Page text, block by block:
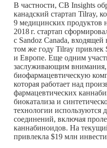
В частности, CB Insights
канадский стартап Tilray,
9 медицинских продуктов
2018 г. стартап
с Sandoz Canada,
том же году Tilray
и Европе. Еще одним
заслуживающим внимания,
биофармацевтическую
которая работает над
фармацевтических
биокатализа и
технологии используются
соединений, включая
каннабиноидов. На
привлекла $19 млн